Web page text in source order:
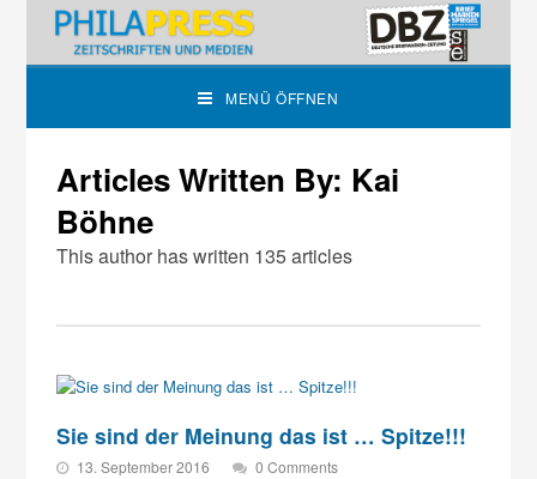
MENÜ ÖFFNEN
Articles Written By: Kai
Böhne
This author has written 135 articles
Sie sind der Meinung das ist … Spitze!!!
13. September 2016 0 Comments